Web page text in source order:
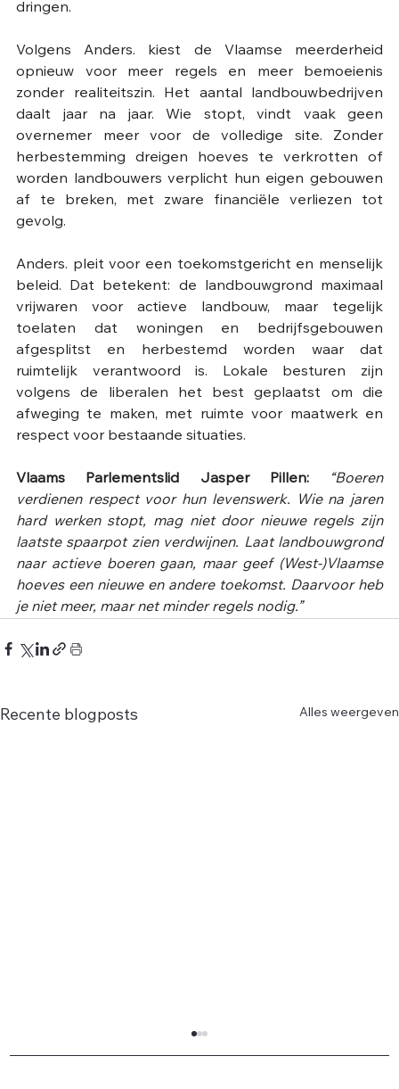
dringen.
Volgens Anders. kiest de Vlaamse meerderheid
opnieuw voor meer regels en meer bemoeienis
zonder realiteitszin. Het aantal landbouwbedrijven
daalt jaar na jaar. Wie stopt, vindt vaak geen
overnemer meer voor de volledige site. Zonder
herbestemming dreigen hoeves te verkrotten of
worden landbouwers verplicht hun eigen gebouwen
af te breken, met zware financiële verliezen tot
gevolg.
Anders. pleit voor een toekomstgericht en menselijk
beleid. Dat betekent: de landbouwgrond maximaal
vrijwaren voor actieve landbouw, maar tegelijk
toelaten dat woningen en bedrijfsgebouwen
afgesplitst en herbestemd worden waar dat
ruimtelijk verantwoord is. Lokale besturen zijn
volgens de liberalen het best geplaatst om die
afweging te maken, met ruimte voor maatwerk en
respect voor bestaande situaties.
Vlaams Parlementslid Jasper Pillen:
“Boeren
verdienen respect voor hun levenswerk. Wie na jaren
hard werken stopt, mag niet door nieuwe regels zijn
laatste spaarpot zien verdwijnen. Laat landbouwgrond
naar actieve boeren gaan, maar geef (West-)Vlaamse
hoeves een nieuwe en andere toekomst. Daarvoor heb
je niet meer, maar net minder regels nodig.”
Recente blogposts Alles weergeven